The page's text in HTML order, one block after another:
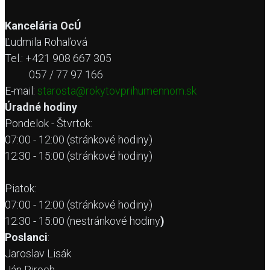
Kancelária OcÚ
Ľudmila Rohaľová
Tel.: +421 908 667 305
057 / 77 97 166
E-mail: starosta@rokytovprihumennom.sk
Úradné hodiny
Pondelok - Štvrtok:
07:00 - 12:00 (stránkové hodiny)
12:30 - 15:00 (stránkové hodiny)
Piatok:
07:00 - 12:00 (stránkové hodiny)
12:30 - 15:00 (nestránkové hodiny)
Poslanci:
Jaroslav Lisák